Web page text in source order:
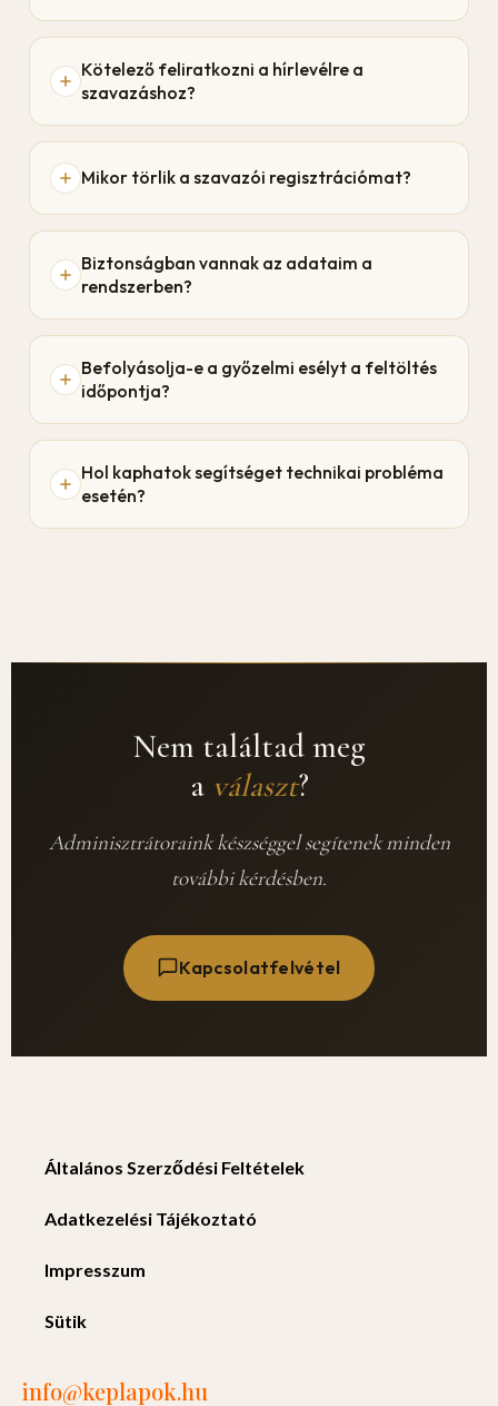
Kötelező feliratkozni a hírlevélre a
szavazáshoz?
Mikor törlik a szavazói regisztrációmat?
Biztonságban vannak az adataim a
rendszerben?
Befolyásolja-e a győzelmi esélyt a feltöltés
időpontja?
Hol kaphatok segítséget technikai probléma
esetén?
Nem találtad meg
a választ?
Adminisztrátoraink készséggel segítenek minden
további kérdésben.
Kapcsolatfelvétel
Általános Szerződési Feltételek
Adatkezelési Tájékoztató
Impresszum
Sütik
info@keplapok.hu